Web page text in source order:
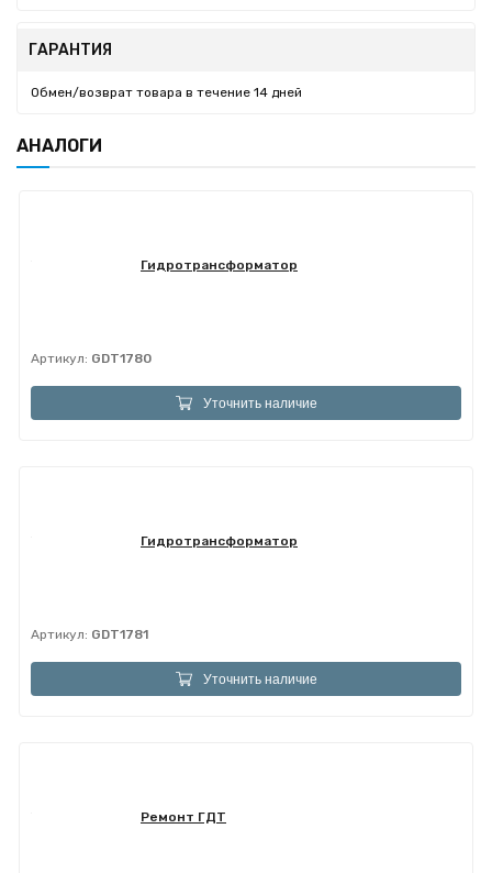
ГАРАНТИЯ
Обмен/возврат товара в течение 14 дней
АНАЛОГИ
Гидротрансформатор
Артикул: GDT1780
Уточнить наличие
Гидротрансформатор
Артикул: GDT1781
Уточнить наличие
Ремонт ГДТ